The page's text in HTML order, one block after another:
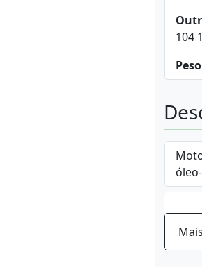
104